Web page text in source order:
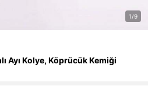
1/9
Ayı Kolye, Köprücük Kemiği